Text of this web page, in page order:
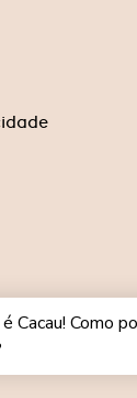
354 –
|